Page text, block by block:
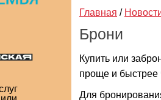
Главная /
Брони
Купить или
проще и быстрее
Для